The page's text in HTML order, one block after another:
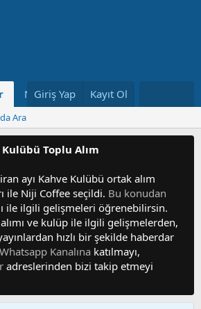
Neler Yeni Kullanıcılar
Giriş Yap Kayıt Ol
Ara
Toplu Alım
ayı Kahve Kulübü ortak alım
ile Niji Coffee seçildi. Bu konudan
ile ilgili gelişmeleri öğrenebilirsin.
ve kulüp ile ilgili gelişmelerden,
hızlı bir şekilde haberdar
Whatsapp Kanalına katılmayı,
adreslerinden bizi takip etmeyi